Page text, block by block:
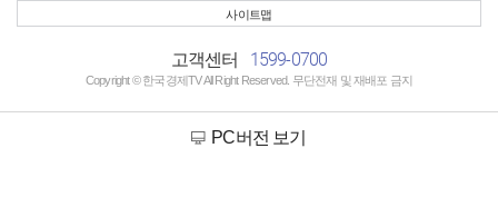
사이트맵
고객센터 1599-0700
Copyright © 한국경제TV All Right Reserved. 무단전재 및 재배포 금지
PC버전 보기